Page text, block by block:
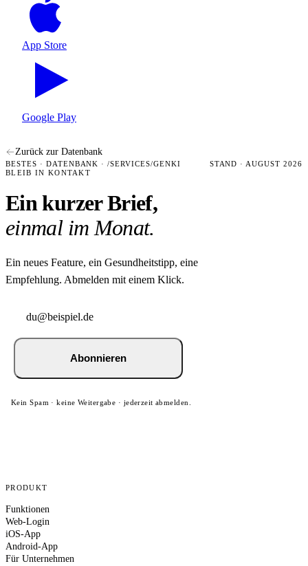
App Store
Google Play
Zurück zur Datenbank
BESTES · DATENBANK · /SERVICES/GENKI
STAND · AUGUST 2026
BLEIB IN KONTAKT
Ein kurzer Brief,
einmal im Monat.
Ein neues Feature, ein Gesundheitstipp, eine
Empfehlung. Abmelden mit einem Klick.
Abonnieren
Kein Spam · keine Weitergabe · jederzeit abmelden.
PRODUKT
Funktionen
Web-Login
iOS-App
Android-App
Für Unternehmen